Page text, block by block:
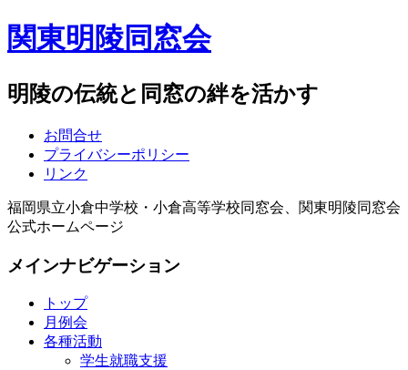
関東明陵同窓会
明陵の伝統と同窓の絆を活かす
お問合せ
プライバシーポリシー
リンク
福岡県立小倉中学校・小倉高等学校同窓会、関東明陵同窓会
公式ホームページ
メインナビゲーション
トップ
月例会
各種活動
学生就職支援